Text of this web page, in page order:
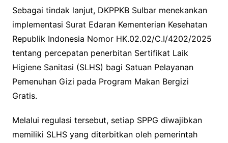
Sebagai tindak lanjut, DKPPKB Sulbar menekankan
implementasi Surat Edaran Kementerian Kesehatan
Republik Indonesia Nomor HK.02.02/C.I/4202/2025
tentang percepatan penerbitan Sertifikat Laik
Higiene Sanitasi (SLHS) bagi Satuan Pelayanan
Pemenuhan Gizi pada Program Makan Bergizi
Gratis.
Melalui regulasi tersebut, setiap SPPG diwajibkan
memiliki SLHS yang diterbitkan oleh pemerintah